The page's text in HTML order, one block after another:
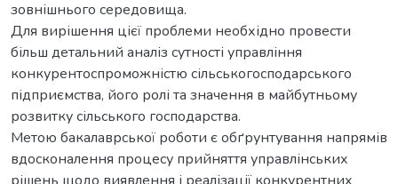
зовнішнього середовища.
Для вирішення цієї проблеми необхідно провести
більш детальний аналіз сутності управління
конкурентоспроможністю сільськогосподарського
підприємства, його ролі та значення в майбутньому
розвитку сільського господарства.
Метою бакалаврської роботи є обґрунтування напрямів
вдосконалення процесу прийняття управлінських